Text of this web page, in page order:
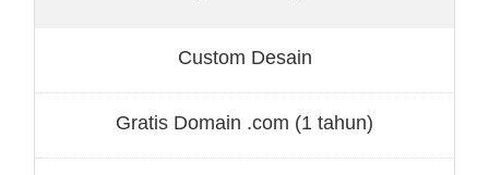
Custom Desain
Gratis Domain .com (1 tahun)